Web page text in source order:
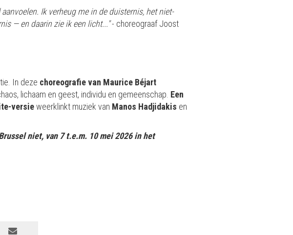
Ik verheug me in de duisternis, het niet-
— en daarin zie ik een licht..."- choreograaf Joost
In deze choreografie van Maurice Béjart
lichaam en geest, individu en gemeenschap. Een
versieweerklinkt muziek van Manos Hadjidakis en
niet, van 7 t.e.m. 10 mei 2026 in het